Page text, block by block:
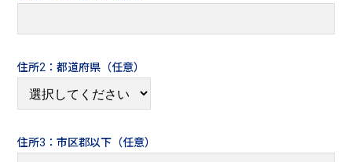
住所2：都道府県（任意）
住所3：市区郡以下（任意）